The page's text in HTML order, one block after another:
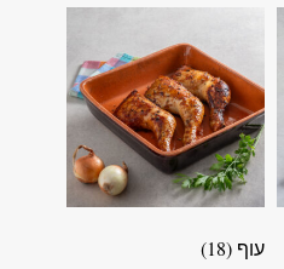
עוף (18)